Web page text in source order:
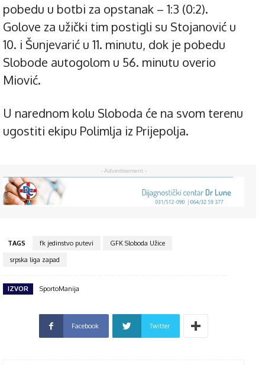
pobedu u botbi za opstanak – 1:3 (0:2).
Golove za užički tim postigli su Stojanović u
10. i Šunjevarić u 11. minutu, dok je pobedu
Slobode autogolom u 56. minutu overio
Miović.
U narednom kolu Sloboda će na svom terenu
ugostiti ekipu Polimlja iz Prijepolja.
- Advertisement -
TAGS fk jedinstvo putevi
GFK Sloboda Užice
srpska liga zapad
IZVOR SportoManija
Facebook Twitter